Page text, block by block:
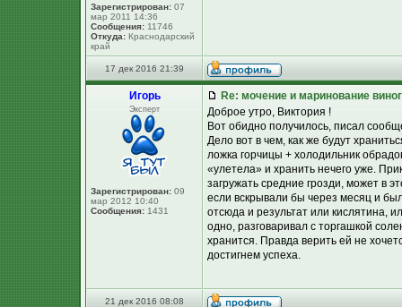
Зарегистрирован: 07
мар 2011 14:36
Сообщения: 11746
Откуда: Краснодарский
край
17 дек 2016 21:39
Игорь
Эксперт
Зарегистрирован: 09
мар 2012 10:40
Сообщения: 1431
Re: мочение и маринование
Доброе утро, Виктория !
Вот обидно получилось, писал
Дело вот в чем, как же будут
ложка горчицы + холодильник
«улетела» и хранить нечего уже.
загружать средние грозди, может в
если вскрывали бы через месяц и
отсюда и результат или кислятина,
одно, разговаривал с торгашкой
хранится. Правда верить ей не
достигнем успеха.
21 дек 2016 08:08